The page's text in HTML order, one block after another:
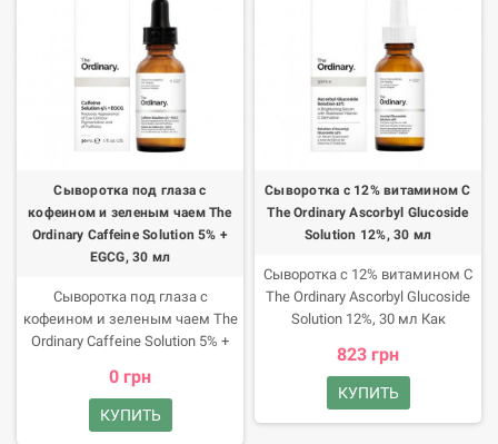
The Ordinary разработали новую
улучшенную формулу
ретинола, чтобы подарить
новую жизнь зрелой и слабой
коже без раздражений и
шелушения. Безводная
концентрацию активных
веществ, что обеспечивает
такой результат: укрепленная
морщины, улучшенный тон
лица, восстановленная
упругость кожи. Продукт с
использовать во время
беременности и кормления
грудью.
Сыворотка под глаза с
кофеином и зеленым чаем The
Ordinary Caffeine Solution 5% +
EGCG, 30 мл
Сыворотка под глаза с
кофеином и зеленым чаем The
Ordinary Caffeine Solution 5% +
маскировать темные круги
консилером? Придайте коже
свежий вид с Caffeine Solution
0 грн
КУПИТЬ
Сыворотка с 12% витамином С
The Ordinary Ascorbyl Glucoside
Solution 12%, 30 мл
Сыворотка с 12% витамином С
The Ordinary Ascorbyl Glucoside
Solution 12%, 30 мл Как
сиянием, разгладить морщины
и улучшить тонус? Вам
поможет сыворотка Ascorbyl
823 грн
КУПИТЬ